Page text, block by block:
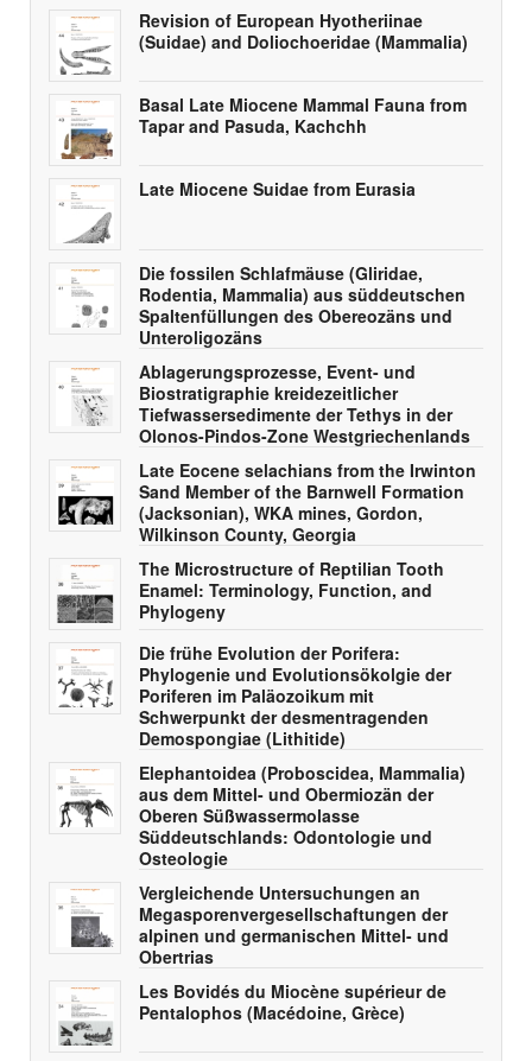
Revision of European Hyotheriinae
(Suidae) and Doliochoeridae (Mammalia)
Basal Late Miocene Mammal Fauna from
Tapar and Pasuda, Kachchh
Late Miocene Suidae from Eurasia
Die fossilen Schlafmäuse (Gliridae,
Rodentia, Mammalia) aus süddeutschen
Spaltenfüllungen des Obereozäns und
Unteroligozäns
Ablagerungsprozesse, Event- und
Biostratigraphie kreidezeitlicher
Tiefwassersedimente der Tethys in der
Olonos-Pindos-Zone Westgriechenlands
Late Eocene selachians from the Irwinton
Sand Member of the Barnwell Formation
(Jacksonian), WKA mines, Gordon,
Wilkinson County, Georgia
The Microstructure of Reptilian Tooth
Enamel: Terminology, Function, and
Phylogeny
Die frühe Evolution der Porifera:
Phylogenie und Evolutionsökolgie der
Poriferen im Paläozoikum mit
Schwerpunkt der desmentragenden
Demospongiae (Lithitide)
Elephantoidea (Proboscidea, Mammalia)
aus dem Mittel- und Obermiozän der
Oberen Süßwassermolasse
Süddeutschlands: Odontologie und
Osteologie
Vergleichende Untersuchungen an
Megasporenvergesellschaftungen der
alpinen und germanischen Mittel- und
Obertrias
Les Bovidés du Miocène supérieur de
Pentalophos (Macédoine, Grèce)